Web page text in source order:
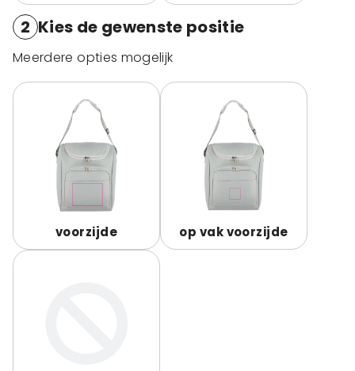
2 Kies de gewenste positie
Meerdere opties mogelijk
voorzijde op vak voorzijde